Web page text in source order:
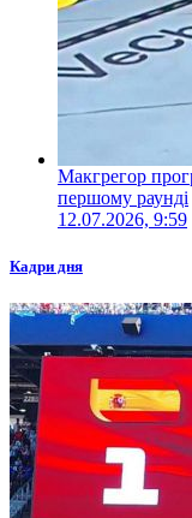
Макгрегор
першому раунді
12.07.2026, 9:59
Кадри дня